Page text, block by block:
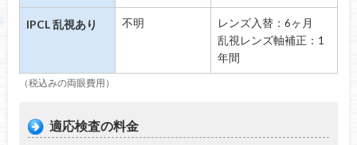
IPCL 乱視あり 不明
レンズ入替：6ヶ月
乱視レンズ軸補正：1
年間
（税込みの両眼費用）
適応検査の料金